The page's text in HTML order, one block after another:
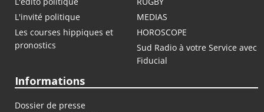
L'invité politique
MEDIAS
Les courses hippiques et
pronostics
HOROSCOPE
Sud Radio à votre Service avec
Fiducial
Informations
Dossier de presse